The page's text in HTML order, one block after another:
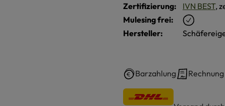
Zertifizierung:
IVN BEST,
Mulesing frei:
Hersteller:
Barzahlung Rechnung